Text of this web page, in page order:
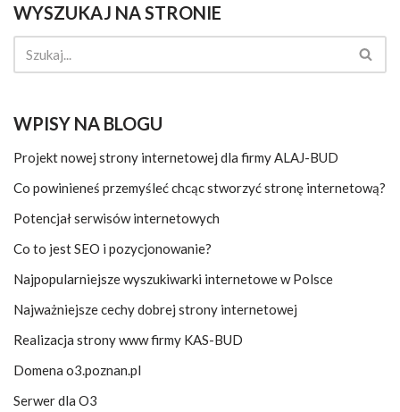
WYSZUKAJ NA STRONIE
WPISY NA BLOGU
Projekt nowej strony internetowej dla firmy ALAJ-BUD
Co powinieneś przemyśleć chcąc stworzyć stronę internetową?
Potencjał serwisów internetowych
Co to jest SEO i pozycjonowanie?
Najpopularniejsze wyszukiwarki internetowe w Polsce
Najważniejsze cechy dobrej strony internetowej
Realizacja strony www firmy KAS-BUD
Domena o3.poznan.pl
Serwer dla O3